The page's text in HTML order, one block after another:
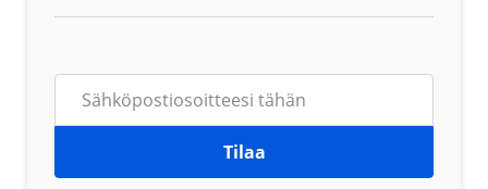
Tilaa